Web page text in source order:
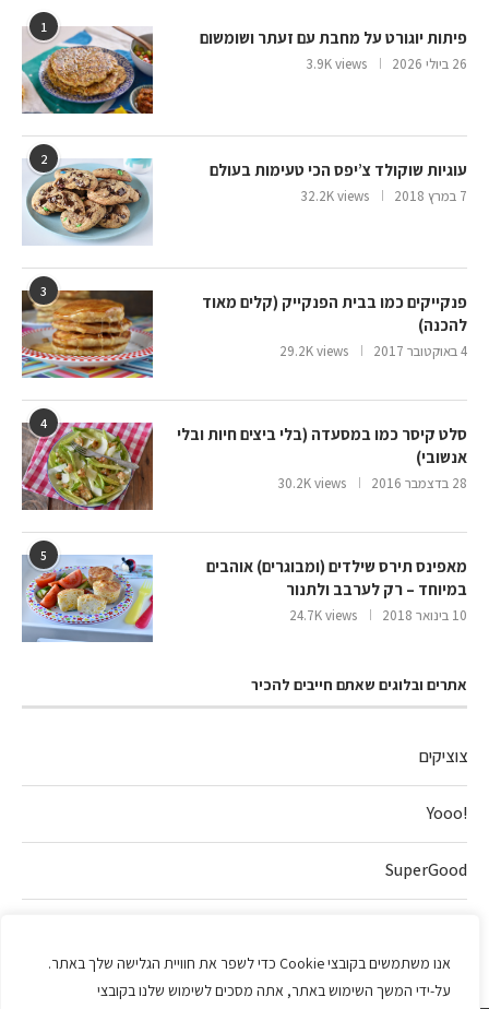
אנו משתמשים בקובצי Cookie כדי לשפר את חוויית הגלישה שלך באתר.
על-ידי המשך השימוש באתר, אתה מסכים לשימוש שלנו בקובצי
1
פיתות יוגורט על מחבת עם זעתר ושומשום
26 ביולי 2026 3.9K views
2
עוגיות שוקולד צ’יפס הכי טעימות בעולם
7 במרץ 2018 32.2K views
3
פנקייקים כמו בבית הפנקייק (קלים מאוד
להכנה)
4 באוקטובר 2017 29.2K views
4
סלט קיסר כמו במסעדה (בלי ביצים חיות ובלי
אנשובי)
28 בדצמבר 2016 30.2K views
5
מאפינס תירס שילדים (ומבוגרים) אוהבים
במיוחד – רק לערבב ולתנור
10 בינואר 2018 24.7K views
אתרים ובלוגים שאתם חייבים להכיר
צוציקים
!Yooo
SuperGood